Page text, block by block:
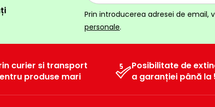
Prin introducerea adresei de email,
personale.
curier si transport
produse mari
Posibilitate de
a garanției până la